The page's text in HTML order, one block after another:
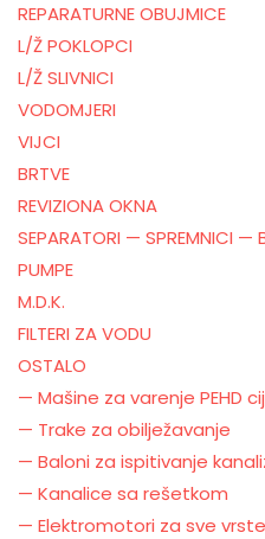
REPARATURNE OBUJMICE
L/Ž POKLOPCI
L/Ž SLIVNICI
VODOMJERI
VIJCI
BRTVE
REVIZIONA OKNA
SEPARATORI — SPREMNICI —
PUMPE
M.D.K.
FILTERI ZA VODU
OSTALO
— Mašine za varenje PEHD
— Trake za obilježavanje
— Baloni za ispitivanje
— Kanalice sa rešetkom
— Elektromotori za sve